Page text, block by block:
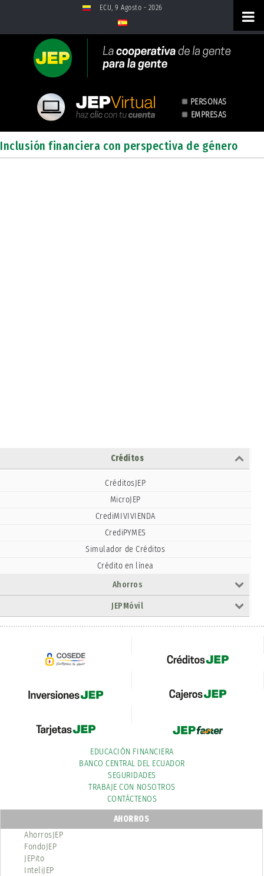
ECU, 9 Agosto - 2026
PERSONAS
EMPRESAS
Inclusión Financiera
Inclusión financiera con perspectiva de género
Créditos
CréditosJEP
MicroJEP
CrediMIVIVIENDA
CrediPYMES
Simulador de Créditos
Crédito en línea
Ahorros
JEPMóvil
EDUCACIÓN FINANCIERA
BANCO CENTRAL DEL ECUADOR
SEGURIDADES
TRABAJE CON NOSOTROS
CONTÁCTENOS
AHORROS
AhorrosJEP
FondoJEP
JEPito
InteliJEP